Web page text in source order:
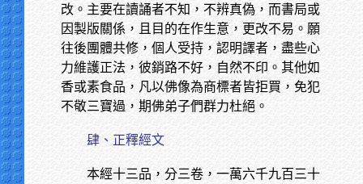
改。主要在讀誦者不知，不辨真偽，而書局或
因製版關係，且目的在作生意，更改不易。願
往後團體共修，個人受持，認明譯者，盡些心
力維護正法，彼銷路不好，自然不印。其他如
香或素食品，凡以佛像為商標者皆拒買，免犯
不敬三寶過，期佛弟子們群力杜絕。
肆、正釋經文
本經十三品，分三卷，一萬六千九百三十